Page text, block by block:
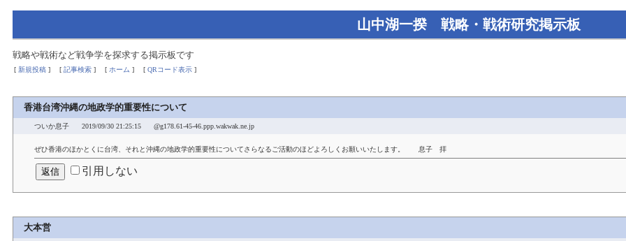
山中湖一揆 戦略・戦術研究掲示板
戦略や戦術など戦争学を探求する掲示板です
[ 新規投稿 ] [ 記事検索 ] [ ホーム ] [ QRコード表示 ]
香港台湾沖縄の地政学的重要性について
ついか息子 2019/09/30 21:25:15 @g178.61-45-46.ppp.wakwak.ne.jp
ぜひ香港のほかとくに台湾、それと沖縄の地政学的重要性についてさらなるご活動のほどよろしくお願いいたします。 息子 拝
引用しない
大本営